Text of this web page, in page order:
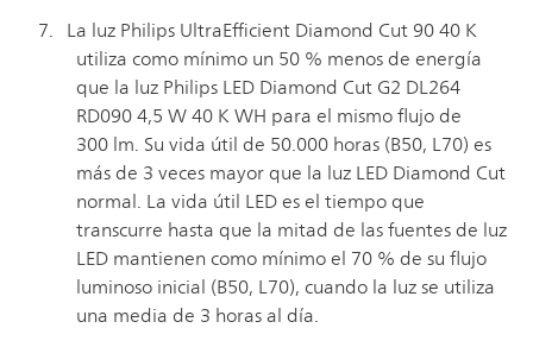
La luz Philips UltraEfficient Diamond Cut 90 40 K
utiliza como mínimo un 50 % menos de energía
que la luz Philips LED Diamond Cut G2 DL264
RD090 4,5 W 40 K WH para el mismo flujo de
300 lm. Su vida útil de 50.000 horas (B50, L70) es
más de 3 veces mayor que la luz LED Diamond Cut
normal. La vida útil LED es el tiempo que
transcurre hasta que la mitad de las fuentes de luz
LED mantienen como mínimo el 70 % de su flujo
luminoso inicial (B50, L70), cuando la luz se utiliza
una media de 3 horas al día.